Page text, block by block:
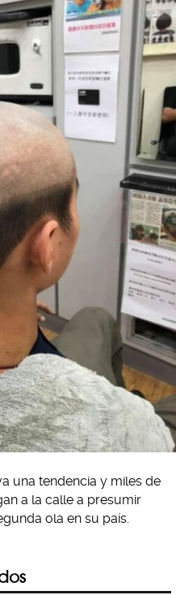
una tendencia y miles de
a la calle a presumir
ola en su país.